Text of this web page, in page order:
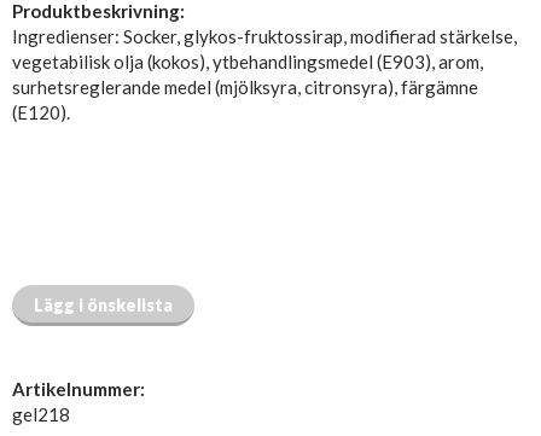
Produktbeskrivning:
Ingredienser: Socker, glykos-fruktossirap, modifierad stärkelse,
vegetabilisk olja (kokos), ytbehandlingsmedel (E903), arom,
surhetsreglerande medel (mjölksyra, citronsyra), färgämne
(E120).
Lägg i önskelista
Artikelnummer:
gel218